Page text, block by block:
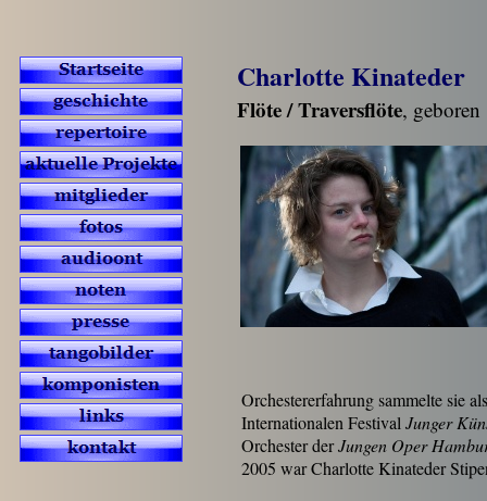
Charlotte Kinateder
Flöte / Traversflöte,
Orchestererfahrung sammelte sie
Internationalen Festival Junger
Orchester derJungen Oper
2005 war Charlotte Kinateder